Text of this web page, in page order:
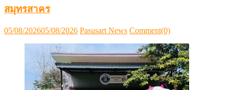
สมุทรสาคร
Posted
05/08/202605/08/2026 Author
Pasusart News Comment(0)